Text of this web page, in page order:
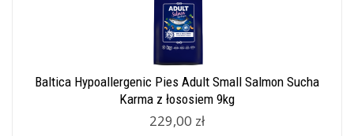
Baltica Hypoallergenic Pies Adult Small Salmon Sucha
Karma z łososiem 9kg
229,00 zł